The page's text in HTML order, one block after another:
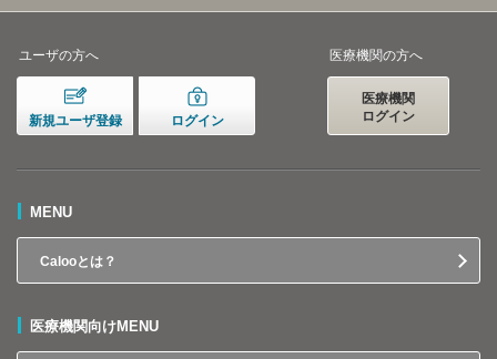
ユーザの方へ
新規ユーザ登録 ログイン
医療機関の方へ
医療機関
ログイン
MENU
Calooとは？
医療機関向けMENU